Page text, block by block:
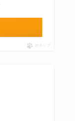
ポチップ